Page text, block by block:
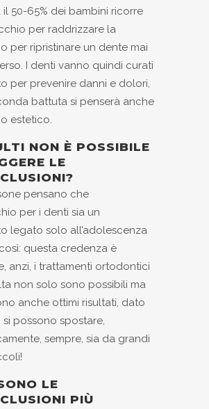
50-65% dei bambini ricorre
per raddrizzare la
per ripristinare un dente mai
I denti vanno quindi curati
per prevenire danni e dolori,
battuta si penserà anche
estetico.
NON È POSSIBILE
LE
pensano che
per i denti sia un
legato solo all’adolescenza
questa credenza è
anzi, i trattamenti ortodontici
non solo sono possibili ma
anche ottimi risultati, dato
si possono spostare,
sempre, sia da grandi
LE
PIÙ